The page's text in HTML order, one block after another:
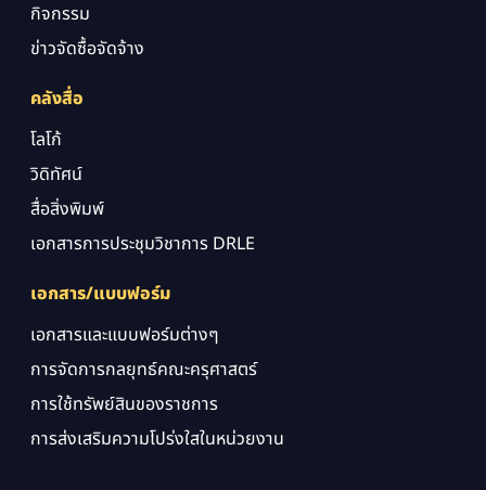
กิจกรรม
ข่าวจัดซื้อจัดจ้าง
คลังสื่อ
โลโก้
วิดิทัศน์
สื่อสิ่งพิมพ์
เอกสารการประชุมวิชาการ DRLE
เอกสาร/แบบฟอร์ม
เอกสารและแบบฟอร์มต่างๆ
การจัดการกลยุทธ์คณะครุศาสตร์
การใช้ทรัพย์สินของราชการ
การส่งเสริมความโปร่งใสในหน่วยงาน